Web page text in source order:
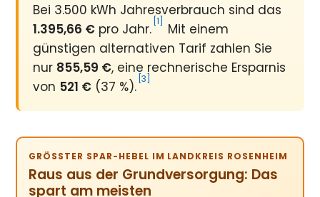
Bei 3.500 kWh Jahresverbrauch sind das
1.395,66 € pro Jahr. [1]
Mit einem
günstigen alternativen Tarif zahlen Sie
nur 855,59 €, eine rechnerische Ersparnis
von 521 € (37 %). [3]
GRÖSSTER SPAR-HEBEL IM LANDKREIS ROSENHEIM
Raus aus der Grundversorgung: Das
spart am meisten